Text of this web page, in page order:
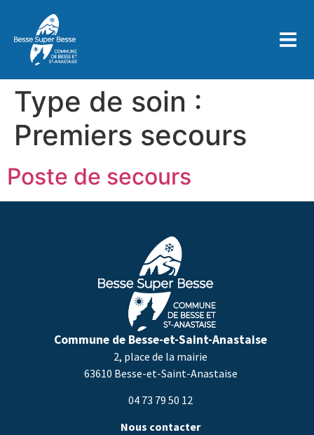
principal
Type de soin :
Premiers secours
Poste de secours
Commune de Besse-et-Saint-Anastaise
2, place de la mairie
63610 Besse-et-Saint-Anastaise
04 73 79 50 12
Nous contacter